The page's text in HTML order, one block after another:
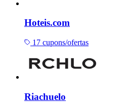
Hoteis.com
17 cupons/ofertas
Riachuelo